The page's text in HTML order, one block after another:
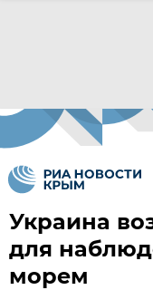
Украина
для
морем